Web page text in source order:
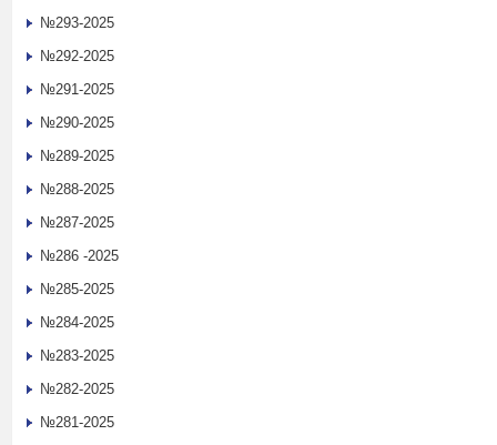
№293-2025
№292-2025
№291-2025
№290-2025
№289-2025
№288-2025
№287-2025
№286 -2025
№285-2025
№284-2025
№283-2025
№282-2025
№281-2025